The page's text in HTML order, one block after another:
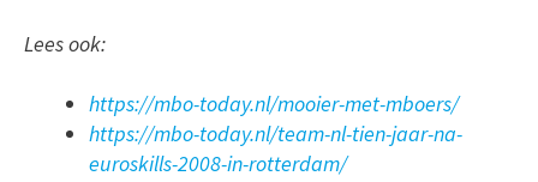
Lees ook:
https://mbo-today.nl/mooier-met-mboers/
https://mbo-today.nl/team-nl-tien-jaar-na-
euroskills-2008-in-rotterdam/